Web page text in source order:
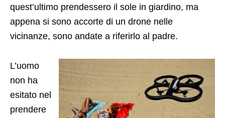
quest’ultimo prendessero il sole in giardino, ma
appena si sono accorte di un drone nelle
vicinanze, sono andate a riferirlo al padre.
L’uomo
non ha
esitato nel
prendere